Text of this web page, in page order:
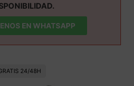
EN WHATSAPP
24/48H